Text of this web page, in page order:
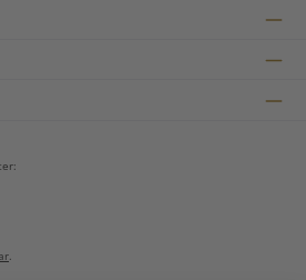
.